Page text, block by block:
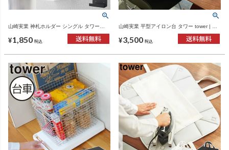
山崎実業 神札ホルダー シングル タワー
¥1,850 税込
山崎実業 平型アイロン台 タワー tower | イ
¥3,500 税込